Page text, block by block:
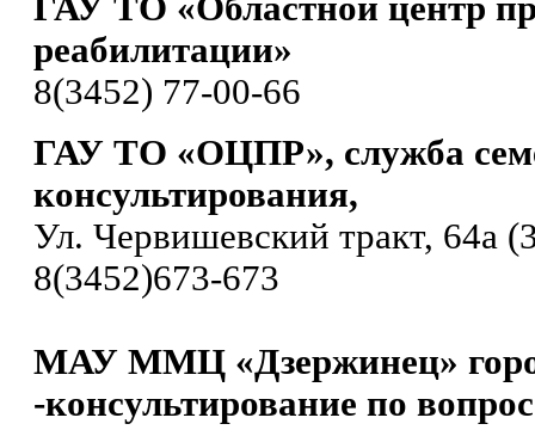
ГАУ ТО «Областной центр
реабилитации»
8(3452) 77-00-66
ГАУ ТО «ОЦПР», служба
консультирования,
Ул. Червишевский тракт, 64а
8(3452)673-673
МАУ ММЦ «Дзержинец»
-консультирование по